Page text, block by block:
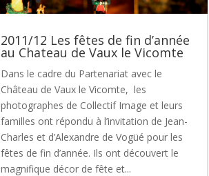
2011/12 Les fêtes de fin d’année
au Chateau de Vaux le Vicomte
Dans le cadre du Partenariat avec le
Château de Vaux le Vicomte, les
photographes de Collectif Image et leurs
familles ont répondu à l’invitation de Jean-
Charles et d’Alexandre de Vogüé pour les
fêtes de fin d’année. Ils ont découvert le
magnifique décor de fête et...